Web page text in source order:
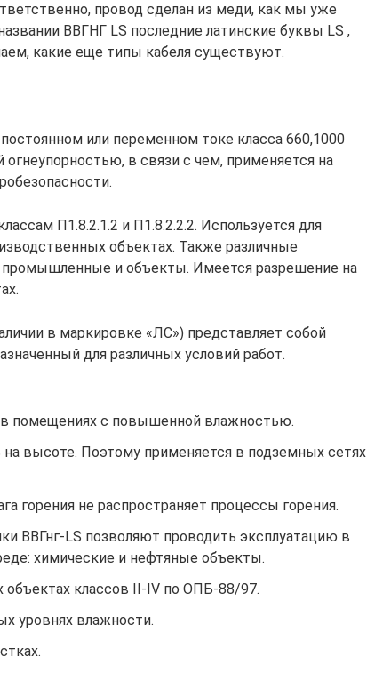
провод сделан из меди, как мы уже
ВВГНГ LS последние латинские буквы LS ,
какие еще типы кабеля существуют.
или переменном токе класса 660,1000
в связи с чем, применяется на
П1.8.2.1.2 и П1.8.2.2.2. Используется для
объектах. Также различные
и объекты. Имеется разрешение на
в маркировке «ЛС») представляет собой
для различных условий работ.
помещениях с повышенной влажностью.
высоте. Поэтому применяется в подземных сетях
горения не распространяет процессы горения.
ВВГнг-LS позволяют проводить эксплуатацию в
химические и нефтяные объекты.
объектах классов II-IV по ОПБ-88/97.
уровнях влажности.